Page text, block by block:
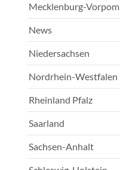
Mecklenburg-
News
Niedersachsen
Nordrhein-Westfalen
Rheinland Pfalz
Saarland
Sachsen-Anhalt